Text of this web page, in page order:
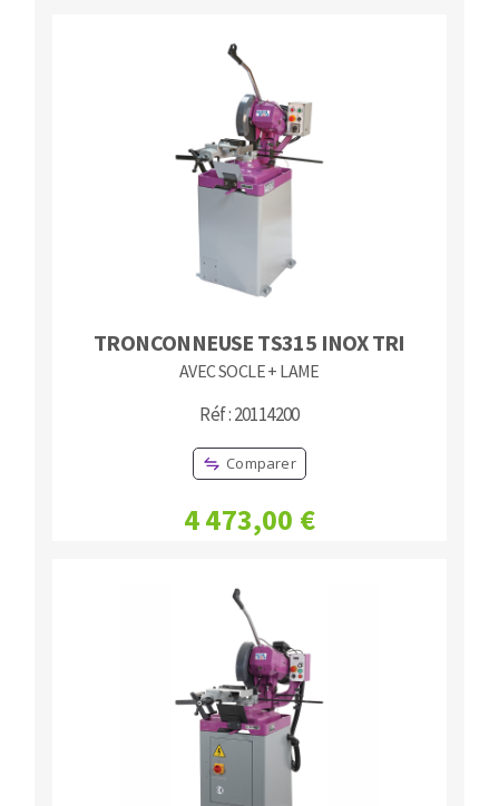
TRONCONNEUSE TS315 INOX TRI
AVEC SOCLE + LAME
Réf : 20114200
Comparer
4 473,00 €